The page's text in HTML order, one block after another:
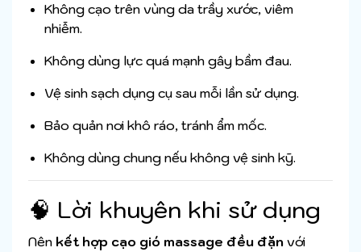
Không cạo trên vùng da trầy xước, viêm
nhiễm.
Không dùng lực quá mạnh gây bầm đau.
Vệ sinh sạch dụng cụ sau mỗi lần sử dụng.
Bảo quản nơi khô ráo, tránh ẩm mốc.
Không dùng chung nếu không vệ sinh kỹ.
🧠 Lời khuyên khi sử dụng
Nên kết hợp cạo gió massage đều đặn với